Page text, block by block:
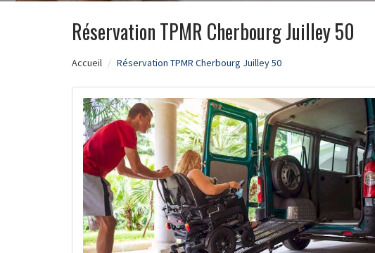
Réservation TPMR Cherbourg Juilley 50
Accueil Réservation TPMR Cherbourg Juilley 50